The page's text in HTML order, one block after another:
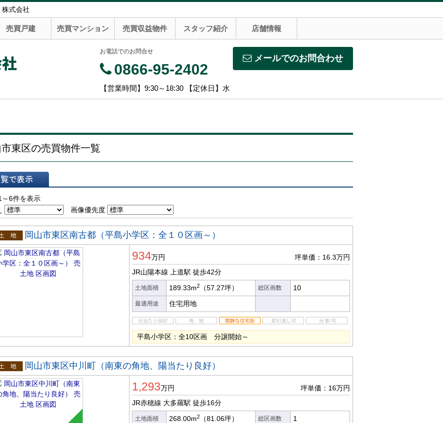
式会社
売買戸建 売買マンション 売買収益物件 スタッフ紹介 店舗情報
メールでのお問合わせ
お電話でのお問合せ
0866-95-2402
【営業時間】9:30～18:30 【定休日】水
東区の売買物件一覧
6件を表示
画像優先度
地
岡山市東区南古都（平島小学区：全１０区画～）
934万円
坪単価：16.3万円
JR山陽本線 上道駅 徒歩42分
土地面積 189.33m2 （57.27坪） 総区画数 10
最適用途 住宅用地
平島小学区：全10区画 分譲開始～
地
岡山市東区中川町（南東の角地、陽当たり良好）
1,293万円
坪単価：16万円
JR赤穂線 大多羅駅 徒歩16分
土地面積 268.00m2 （81.06坪） 総区画数 1